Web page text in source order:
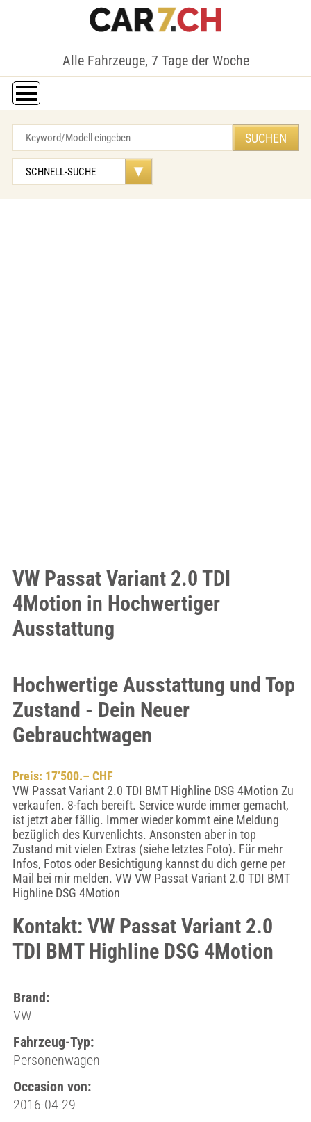
Alle Fahrzeuge, 7 Tage der Woche
VW Passat Variant 2.0 TDI
4Motion in Hochwertiger
Ausstattung
Hochwertige Ausstattung und Top
Zustand - Dein Neuer
Gebrauchtwagen
Preis: 17’500.– CHF
VW Passat Variant 2.0 TDI BMT Highline DSG 4Motion Zu
verkaufen. 8-fach bereift. Service wurde immer gemacht,
ist jetzt aber fällig. Immer wieder kommt eine Meldung
bezüglich des Kurvenlichts. Ansonsten aber in top
Zustand mit vielen Extras (siehe letztes Foto). Für mehr
Infos, Fotos oder Besichtigung kannst du dich gerne per
Mail bei mir melden. VW VW Passat Variant 2.0 TDI BMT
Highline DSG 4Motion
Kontakt: VW Passat Variant 2.0
TDI BMT Highline DSG 4Motion
Brand:
VW
Fahrzeug-Typ:
Personenwagen
Occasion von:
2016-04-29